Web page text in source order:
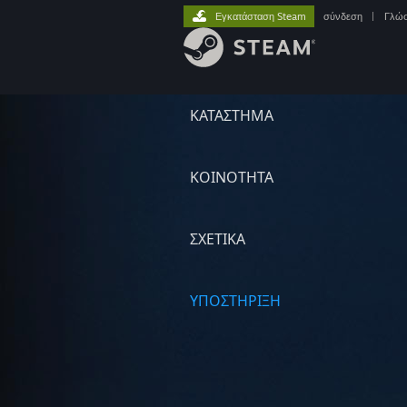
ΚΑΤΑΣΤΗΜΑ
ΚΟΙΝΟΤΗΤΑ
ΣΧΕΤΙΚΆ
ΥΠΟΣΤΗΡΙΞΗ
Εγκατάσταση Steam σύνδεση